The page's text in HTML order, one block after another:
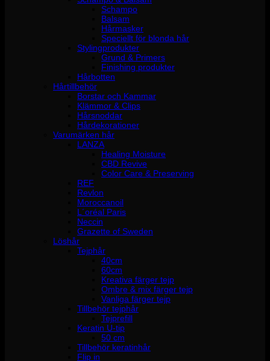
Schampo
Balsam
Hårmasker
Speciellt för blonda hår
Stylingprodukter
Grund & Primers
Finishing produkter
Hårbotten
Hårtillbehör
Borstar och Kammar
Klämmor & Clips
Hårsnoddar
Hårdekorationer
Varumärken hår
LANZA
Healing Moisture
CBD Revive
Color Care & Preserving
REF
Revlon
Moroccanoil
L´oréal Paris
Neccin
Grazette of Sweden
Löshår
Tejphår
40cm
60cm
Kreativa färger tejp
Ombre & mix färger tejp
Vanliga färger tejp
Tillbehör tejphår
Tejprefill
Keratin U-tip
50 cm
Tillbehör keratinhår
Flip in